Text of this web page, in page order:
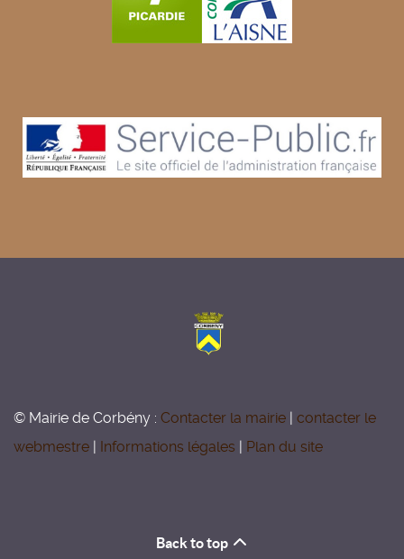
© Mairie de Corbény : Contacter la mairie | contacter le
webmestre | Informations légales | Plan du site
Back to top